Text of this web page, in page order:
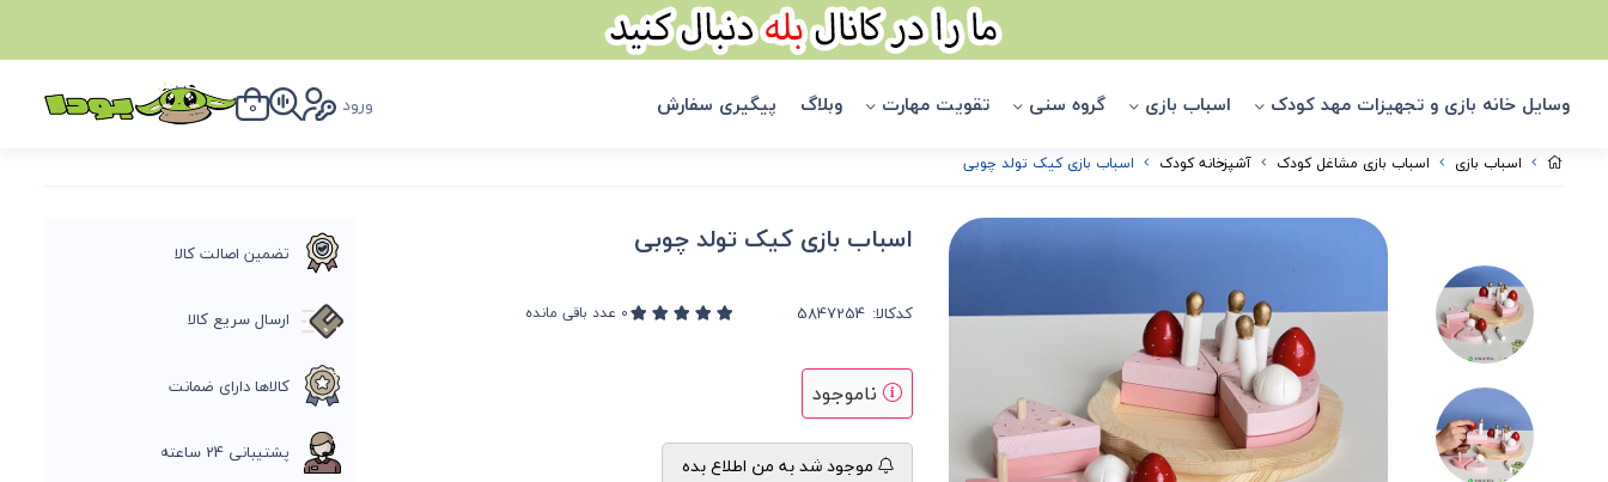
وسایل خانه بازی و تجهیزات مهد کودک اسباب بازی گروه سنی تقویت مهارت وبلاگ پیگیری سفارش ورود 0
اسباب بازی اسباب بازی مشاغل کودک آشپزخانه کودک اسباب بازی کیک تولد چوبی
اسباب بازی کیک تولد چوبی
کدکالا: 0 عدد باقی مانده
ناموجود
موجود شد به من اطلاع بده
تضمین اصالت کالا
ارسال سریع کالا
کالاها دارای ضمانت
پشتیبانی 24 ساعته